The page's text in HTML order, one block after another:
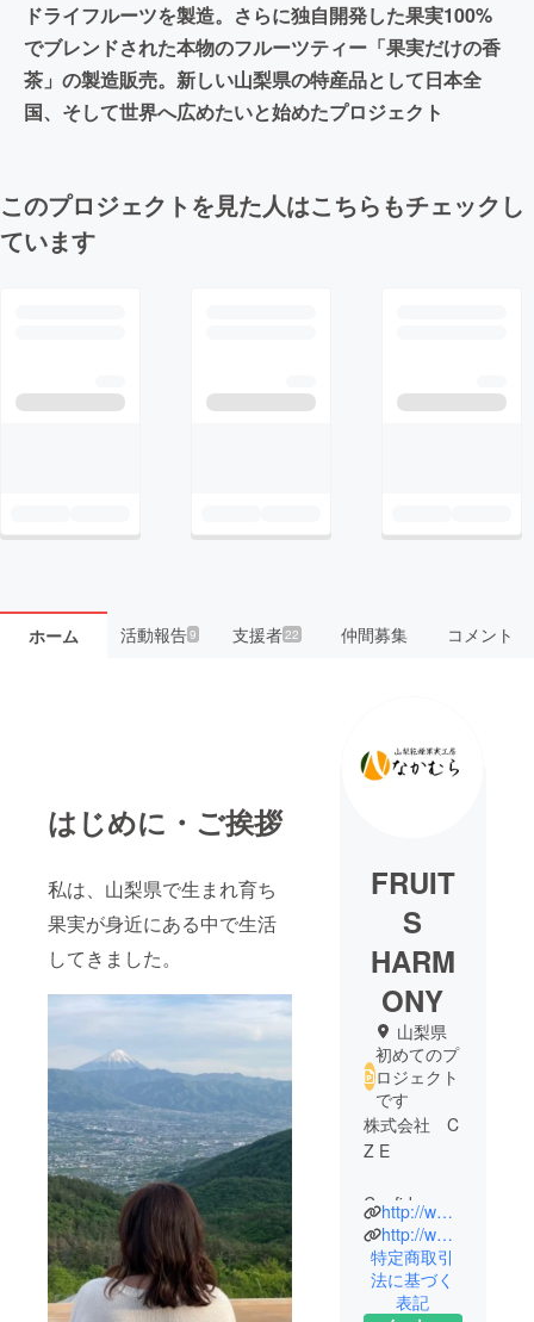
ドライフルーツを製造。さらに独自開発した果実100%
でブレンドされた本物のフルーツティー「果実だけの香
茶」の製造販売。新しい山梨県の特産品として日本全
国、そして世界へ広めたいと始めたプロジェクト
このプロジェクトを見た人はこちらもチェックし
ています
ホーム 活動報告9 支援者22 仲間募集 コメント
はじめに・ご挨拶
私は、山梨県で生まれ育ち
果実が身近にある中で生活
してきました。
FRUIT
S
HARM
ONY
山梨県
初めてのプ
ロジェクト
です
株式会社 C
Z E
Confidence
信頼
Zeal 熱心
Enrich 豊か
http://www.dryfruit-nakamura.jp
http://www.cze.jp
特定商取引
法に基づく
表記